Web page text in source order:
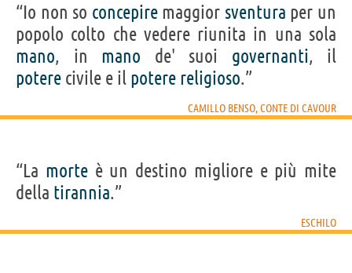
“Io non so concepiremaggior sventura per un
popolo colto che vedere riunita in una sola
mano, in mano de' suoi governanti, il
potere civile e il potere religioso.”
CAMILLO BENSO, CONTE DI CAVOUR
“La morteè un destino migliore e più mite
della tirannia.”
ESCHILO